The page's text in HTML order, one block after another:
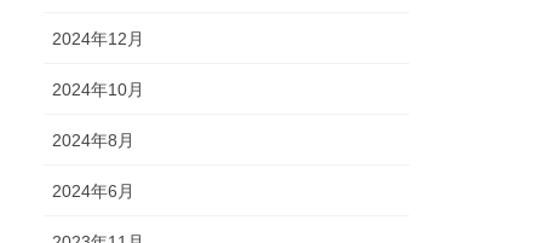
2024年12月
2024年10月
2024年8月
2024年6月